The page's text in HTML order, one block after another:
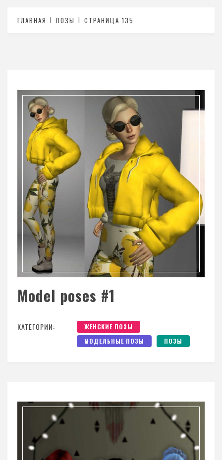
ГЛАВНАЯ ПОЗЫ СТРАНИЦА 135
Model poses #1
КАТЕГОРИИ:
ЖЕНСКИЕ ПОЗЫ
МОДЕЛЬНЫЕ ПОЗЫ
ПОЗЫ